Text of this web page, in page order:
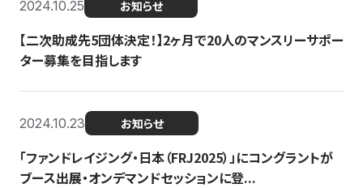
2024.10.25 お知らせ
【二次助成先5団体決定！】2ヶ月で20人のマンスリーサポー
ター募集を目指します
2024.10.23 お知らせ
「ファンドレイジング・日本（FRJ2025）」にコングラントが
ブース出展・オンデマンドセッションに登...